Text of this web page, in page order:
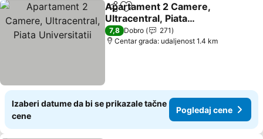
Deli Dodati u favorite
Apartament 2 Camere,
Ultracentral, Piata
Universitatii
Pogledaj cene
7,8 Dobro
271
Centar grada: udaljenost 1.4 km
Izaberi datume da bi se prikazale tačne
cene
Pogledaj cene